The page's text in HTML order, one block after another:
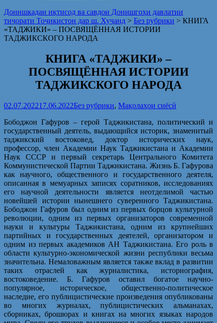
Донишкадаи иқтисод ва савдои Донишгоҳи давлатии
тиҷорати Тоҷикистон дар ш. Хуҷанд > Без рубрики > КНИГА
«ТАДЖИКИ» – ПОСВЯЩЁННАЯ ИСТОРИИ
ТАДЖИКСКОГО НАРОДА
КНИГА «ТАДЖИКИ» –
ПОСВЯЩЁННАЯ ИСТОРИИ
ТАДЖИКСКОГО НАРОДА
02.07.202217.06.2022Без рубрики, Мақолаҳои сиёсӣ
Бободжон Гафуров – герой Таджикистана, политический и
государственный деятель, выдающийся историк, знаменитый
таджикский востоковед, доктор исторических наук,
профессор, член Академии Наук Таджикистана и Академии
Наук СССР и первый секретарь Центрального Комитета
Коммунистической Партии Таджикистана. Жизнь Б. Гафурова
как научного, общественного и государственного деятеля,
описанная в мемуарных записях соратников, исследованиях
его научной деятельности является неотделимой частью
новейшей истории нынешнего суверенного Таджикистана.
Бободжон Гафуров был одним из первых борцов культурной
революции, одним из первых организаторов современной
науки и культуры Таджикистана, одним из крупнейших
партийных и государственных деятелей, организатором и
одним из первых академиков АН Таджикистана. Его роль в
области культурно-экономической жизни республики весьма
значительна. Немаловажным является также вклад в развитии
таких отраслей как журналистика, историография,
востоковедение. Б. Гафуров оставил богатое научно-
популярное, историческое, общественно-политическое
наследие, его публицистические произведения опубликованы
во многих журналах, публицистических альманахах,
сборниках, брошюрах и книгах на многих языках народов